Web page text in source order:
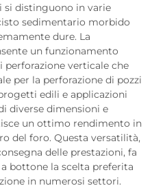
si distinguono in varie
sedimentario morbido
dure. La
un funzionamento
perforazione verticale che
per la perforazione di pozzi
edili e applicazioni
diverse dimensioni e
un ottimo rendimento in
del foro. Questa versatilità,
delle prestazioni, fa
bottone la scelta preferita
in numerosi settori.